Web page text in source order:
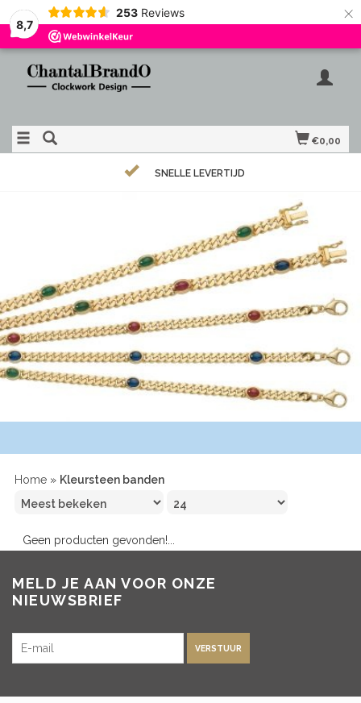
8,7
253 Reviews ×
€0,00
SNELLE LEVERTIJD
Home » Kleursteen banden
Geen producten gevonden!...
MELD JE AAN VOOR ONZE
NIEUWSBRIEF
VERSTUUR